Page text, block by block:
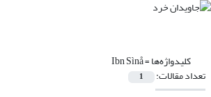
کلیدواژه‌ها =Ibn Sìnå
تعداد مقالات: 1